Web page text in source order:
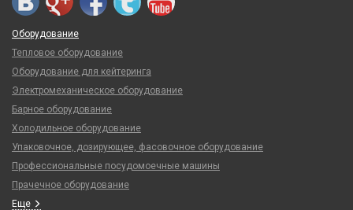
Оборудование
Тепловое оборудование
Оборудование для кейтеринга
Электромеханическое оборудование
Барное оборудование
Холодильное оборудование
Упаковочное, дозирующее, фасовочное оборудование
Профессиональные посудомоечные машины
Прачечное оборудование
Еще